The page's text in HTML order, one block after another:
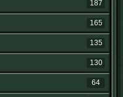
187
165
135
130
64